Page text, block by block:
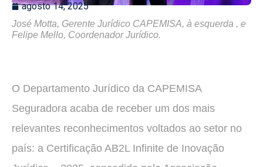
agosto 14, 2025
José Motta, Gerente Jurídico CAPEMISA, à esquerda , e
Felipe Mello, Coordenador Jurídico.
O Departamento Jurídico da CAPEMISA
Seguradora acaba de receber um dos mais
relevantes reconhecimentos voltados ao setor no
país: a Certificação AB2L Infinite de Inovação